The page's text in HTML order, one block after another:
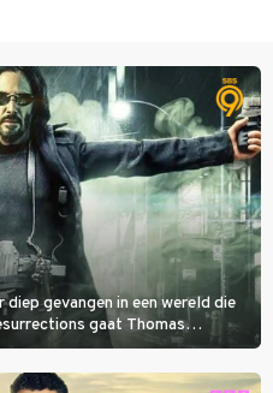
gevangen in een wereld die
gaat Thomas
ontsnappen.